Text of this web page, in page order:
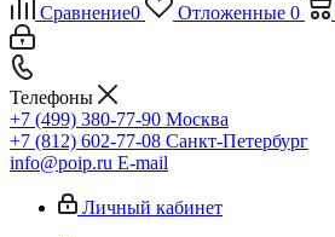
Сравнение0 Отложенные 0
Телефоны
+7 (499) 380-77-90 Москва
+7 (812) 602-77-08 Санкт-Петербург
info@poip.ru E-mail
Личный кабинет